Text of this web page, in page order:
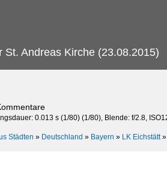
St. Andreas Kirche (23.08.2015)
0.013 s (1/80) (1/80), Blende: f/2.8,
Städten » Deutschland » Bayern » LK Eichstätt»